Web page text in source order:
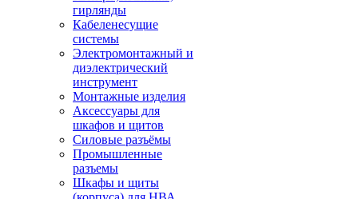
гирлянды
Кабеленесущие
системы
Электромонтажный и
диэлектрический
инструмент
Монтажные изделия
Аксессуары для
шкафов и щитов
Силовые разъёмы
Промышленные
разъемы
Шкафы и щиты